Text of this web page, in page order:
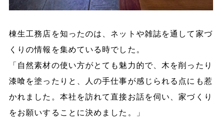
棟生工務店を知ったのは、ネットや雑誌を通して家づ
くりの情報を集めている時でした。
「自然素材の使い方がとても魅力的で、木を削ったり
漆喰を塗ったりと、人の手仕事が感じられる点にも惹
かれました。本社を訪れて直接お話を伺い、家づくり
をお願いすることに決めました。」